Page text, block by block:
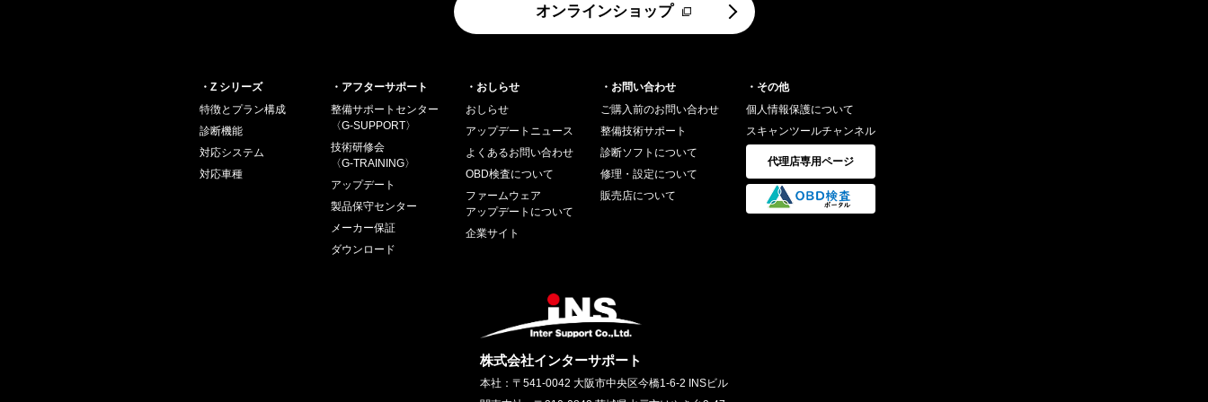
オンラインショップ
・Z シリーズ
特徴とプラン構成
診断機能
対応システム
対応車種
・アフターサポート
整備サポートセンター
〈G-SUPPORT〉
技術研修会
〈G-TRAINING〉
アップデート
製品保守センター
メーカー保証
ダウンロード
・おしらせ
おしらせ
アップデートニュース
よくあるお問い合わせ
OBD検査について
ファームウェア
アップデートについて
企業サイト
・お問い合わせ
ご購入前のお問い合わせ
整備技術サポート
診断ソフトについて
修理・設定について
販売店について
・その他
個人情報保護について
スキャンツールチャンネル
代理店専用ページ
株式会社インターサポート
本社
〒541-0042 大阪市中央区今橋1-6-2 INSビル